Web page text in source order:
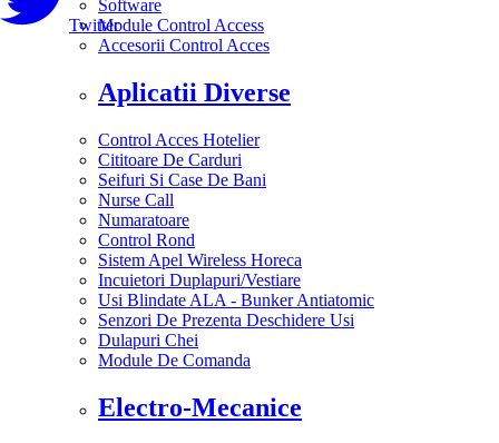
Software
Module Control Access
Accesorii Control Acces
Aplicatii Diverse
Control Acces Hotelier
Cititoare De Carduri
Seifuri Si Case De Bani
Nurse Call
Numaratoare
Control Rond
Sistem Apel Wireless Horeca
Incuietori Duplapuri/Vestiare
Usi Blindate ALA - Bunker Antiatomic
Senzori De Prezenta Deschidere Usi
Dulapuri Chei
Module De Comanda
Electro-Mecanice
Twitter